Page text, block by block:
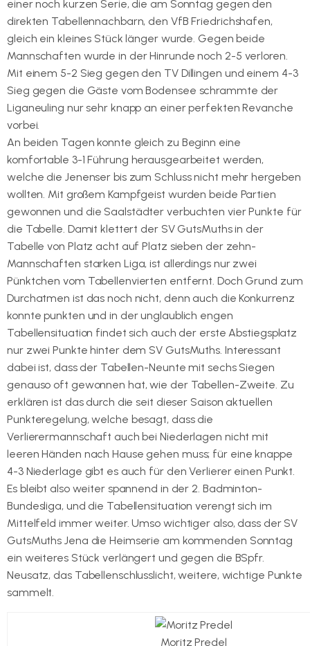
einer noch kurzen Serie, die am Sonntag gegen den
direkten Tabellennachbarn, den VfB Friedrichshafen,
gleich ein kleines Stück länger wurde. Gegen beide
Mannschaften wurde in der Hinrunde noch 2-5 verloren.
Mit einem 5-2 Sieg gegen den TV Dillingen und einem 4-3
Sieg gegen die Gäste vom Bodensee schrammte der
Liganeuling nur sehr knapp an einer perfekten Revanche
vorbei.
An beiden Tagen konnte gleich zu Beginn eine
komfortable 3-1 Führung herausgearbeitet werden,
welche die Jenenser bis zum Schluss nicht mehr hergeben
wollten. Mit großem Kampfgeist wurden beide Partien
gewonnen und die Saalstädter verbuchten vier Punkte für
die Tabelle. Damit klettert der SV GutsMuths in der
Tabelle von Platz acht auf Platz sieben der zehn-
Mannschaften starken Liga, ist allerdings nur zwei
Pünktchen vom Tabellenvierten entfernt. Doch Grund zum
Durchatmen ist das noch nicht, denn auch die Konkurrenz
konnte punkten und in der unglaublich engen
Tabellensituation findet sich auch der erste Abstiegsplatz
nur zwei Punkte hinter dem SV GutsMuths. Interessant
dabei ist, dass der Tabellen-Neunte mit sechs Siegen
genauso oft gewonnen hat, wie der Tabellen-Zweite. Zu
erklären ist das durch die seit dieser Saison aktuellen
Punkteregelung, welche besagt, dass die
Verlierermannschaft auch bei Niederlagen nicht mit
leeren Händen nach Hause gehen muss; für eine knappe
4-3 Niederlage gibt es auch für den Verlierer einen Punkt.
Es bleibt also weiter spannend in der 2. Badminton-
Bundesliga, und die Tabellensituation verengt sich im
Mittelfeld immer weiter. Umso wichtiger also, dass der SV
GutsMuths Jena die Heimserie am kommenden Sonntag
ein weiteres Stück verlängert und gegen die BSpfr.
Neusatz, das Tabellenschlusslicht, weitere, wichtige Punkte
sammelt.
Moritz Predel